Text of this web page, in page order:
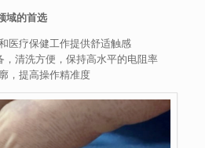
域的首选
医疗保健工作提供舒适触感
清洗方便，保持高水平的电阻率
，提高操作精准度